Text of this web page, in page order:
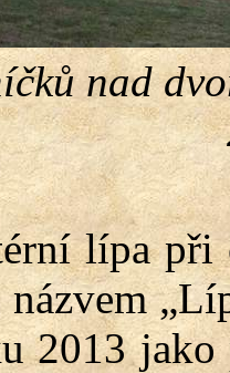
nad
lípa při
názvem
2013